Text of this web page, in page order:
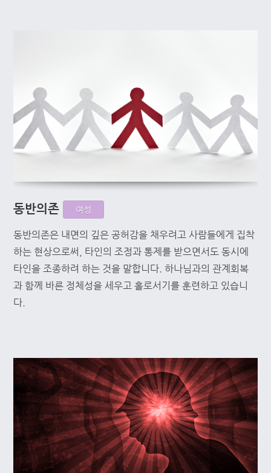
동반의존 여성
동반의존은 내면의 깊은 공허감을 채우려고 사람들에게 집착
하는 현상으로써, 타인의 조정과 통제를 받으면서도 동시에
타인을 조종하려 하는 것을 말합니다. 하나님과의 관계회복
과 함께 바른 정체성을 세우고 홀로서기를 훈련하고 있습니
다.